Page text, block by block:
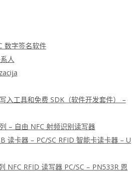
数字签名软件
人
入工具和免费 SDK（软件开发套件） –
– 自由 NFC 射频识别读写器
读卡器 – PC/SC RFID 智能卡读卡器 – U
NFC RFID 读写器 PC/SC – PN533R 恩